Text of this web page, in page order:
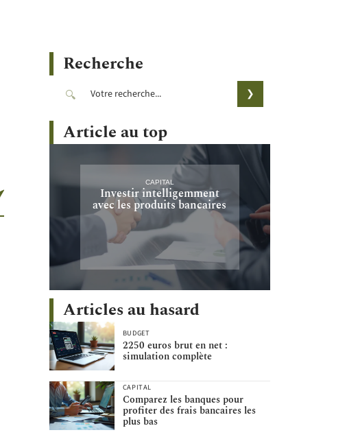
Recherche
Article au top
CAPITAL
Investir intelligemment
avec les produits bancaires
Articles au hasard
BUDGET
2250 euros brut en net :
simulation complète
CAPITAL
Comparez les banques pour
profiter des frais bancaires les
plus bas